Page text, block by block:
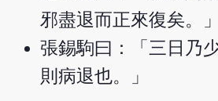
邪盡退而正來復矣。」
張錫駒曰：「三日乃
則病退也。」